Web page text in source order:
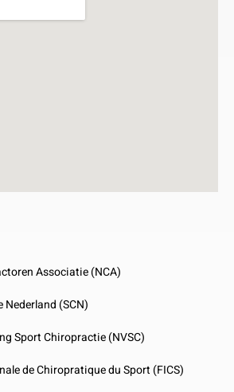
Associatie (NCA)
(SCN)
Sport Chiropractie (NVSC)
de Chiropratique du Sport (FICS)